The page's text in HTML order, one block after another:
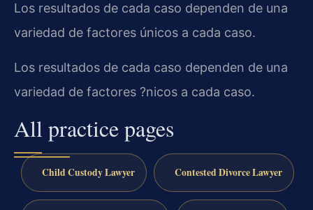
Los resultados de cada caso dependen de una
variedad de factores únicos a cada caso.
Los resultados de cada caso dependen de una
variedad de factores ?nicos a cada caso.
All practice pages
Child Custody Lawyer Contested Divorce Lawyer